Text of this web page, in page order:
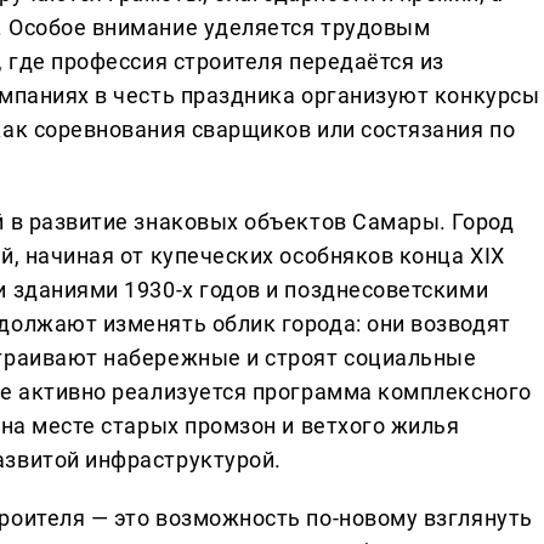
внимание уделяется трудовым
профессия строителя передаётся из
в честь праздника организуют конкурсы
соревнования сварщиков или состязания по
в развитие знаковых объектов Самары. Город
начиная от купеческих особняков конца XIX
1930-х годов и позднесоветскими
изменять облик города: они возводят
набережные и строят социальные
реализуется программа комплексного
месте старых промзон и ветхого жилья
инфраструктурой.
— это возможность по-новому взглянуть